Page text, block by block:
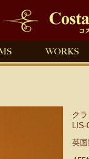
ク
LIS-
英